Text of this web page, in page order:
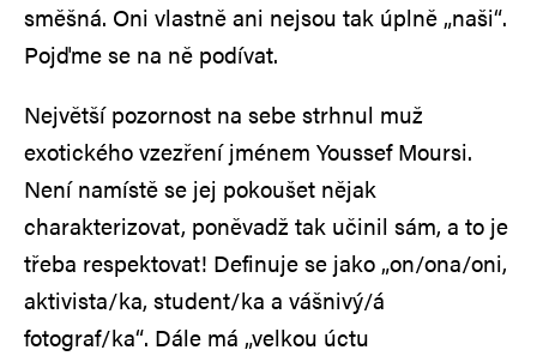
směšná. Oni vlastně ani nejsou tak úplně „naši“.
Pojďme se na ně podívat.
Největší pozornost na sebe strhnul muž
exotického vzezření jménem Youssef Moursi.
Není namístě se jej pokoušet nějak
charakterizovat, poněvadž tak učinil sám, a to je
třeba respektovat! Definuje se jako „on/ona/oni,
aktivista/ka, student/ka a vášnivý/á
fotograf/ka“. Dále má „velkou úctu